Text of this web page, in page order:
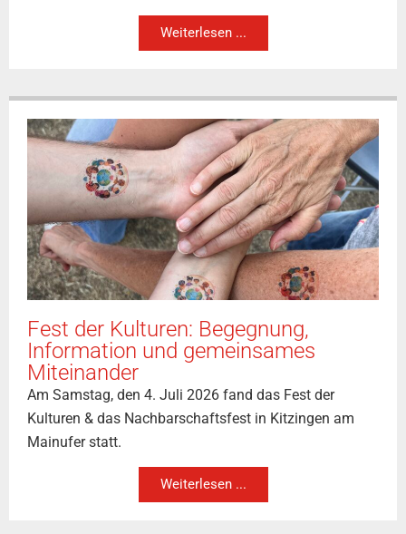
Weiterlesen ...
Fest der Kulturen: Begegnung,
Information und gemeinsames
Miteinander
Am Samstag, den 4. Juli 2026 fand das Fest der
Kulturen & das Nachbarschaftsfest in Kitzingen am
Mainufer statt.
Weiterlesen ...